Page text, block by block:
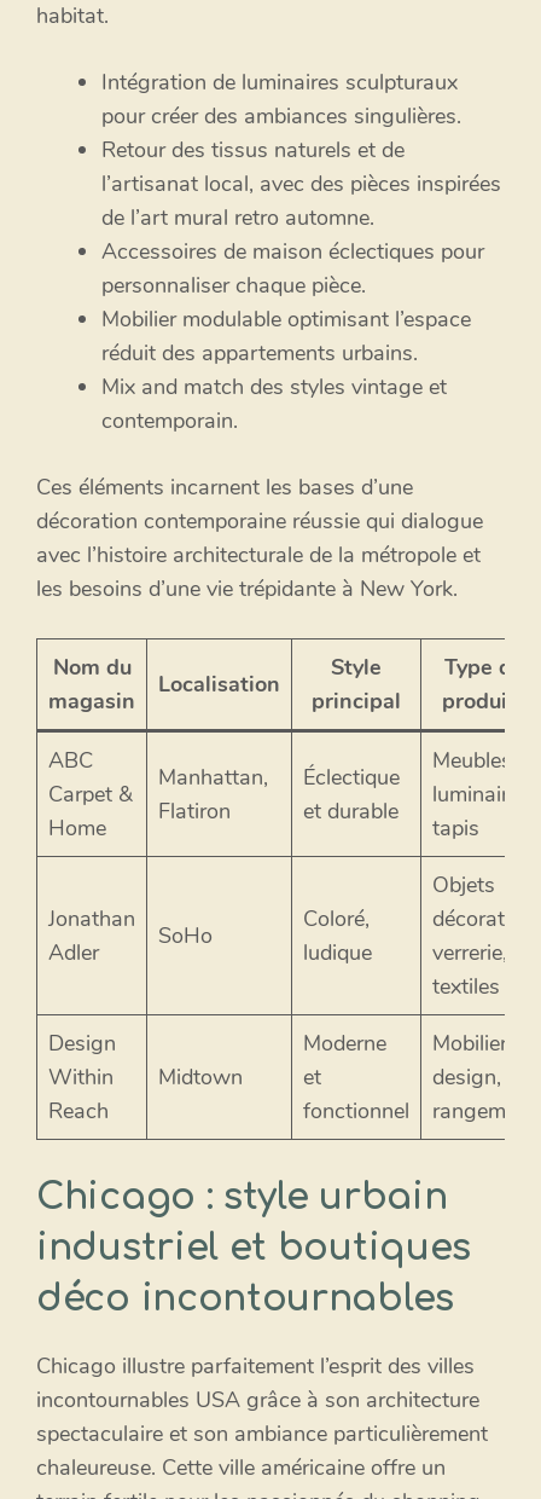
habitat.
Intégration de luminaires sculpturaux
pour créer des ambiances singulières.
Retour des tissus naturels et de
l’artisanat local, avec des pièces inspirées
de l’art mural retro automne.
Accessoires de maison éclectiques pour
personnaliser chaque pièce.
Mobilier modulable optimisant l’espace
réduit des appartements urbains.
Mix and match des styles vintage et
contemporain.
Ces éléments incarnent les bases d’une
décoration contemporaine réussie qui dialogue
avec l’histoire architecturale de la métropole et
les besoins d’une vie trépidante à New York.
Nom du
magasin
Localisation
Style
principal
Type de
produits
ABC
Carpet &
Home
Manhattan,
Flatiron
Éclectique
et durable
Meubles,
luminaires,
tapis
Jonathan
Adler
SoHo
Coloré,
ludique
Objets
décoratifs,
verrerie,
textiles
Design
Within
Reach
Midtown
Moderne
et
fonctionnel
Mobilier
design,
rangement
Chicago : style urbain
industriel et boutiques
déco incontournables
Chicago illustre parfaitement l’esprit des villes
incontournables USA grâce à son architecture
spectaculaire et son ambiance particulièrement
chaleureuse. Cette ville américaine offre un